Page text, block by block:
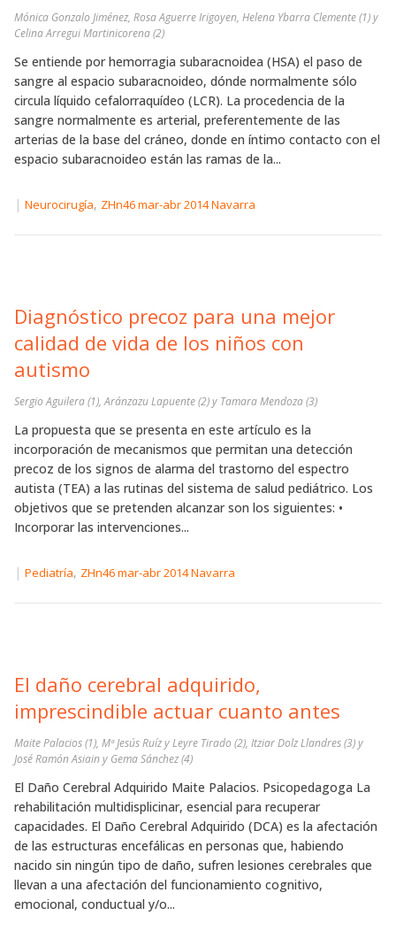
Mónica Gonzalo Jiménez, Rosa Aguerre Irigoyen, Helena Ybarra Clemente (1) y
Celina Arregui Martinicorena (2)
Se entiende por hemorragia subaracnoidea (HSA) el paso de
sangre al espacio subaracnoideo, dónde normalmente sólo
circula líquido cefalorraquídeo (LCR). La procedencia de la
sangre normalmente es arterial, preferentemente de las
arterias de la base del cráneo, donde en íntimo contacto con el
espacio subaracnoideo están las ramas de la...
| Neurocirugía, ZHn46 mar-abr 2014 Navarra
Diagnóstico precoz para una mejor
calidad de vida de los niños con
autismo
Sergio Aguilera (1), Aránzazu Lapuente (2) y Tamara Mendoza (3)
La propuesta que se presenta en este artículo es la
incorporación de mecanismos que permitan una detección
precoz de los signos de alarma del trastorno del espectro
autista (TEA) a las rutinas del sistema de salud pediátrico. Los
objetivos que se pretenden alcanzar son los siguientes: •
Incorporar las intervenciones...
| Pediatría, ZHn46 mar-abr 2014 Navarra
El daño cerebral adquirido,
imprescindible actuar cuanto antes
Maite Palacios (1), Mª Jesús Ruíz y Leyre Tirado (2), Itziar Dolz Llandres (3) y
José Ramón Asiain y Gema Sánchez (4)
El Daño Cerebral Adquirido Maite Palacios. Psicopedagoga La
rehabilitación multidisplicinar, esencial para recuperar
capacidades. El Daño Cerebral Adquirido (DCA) es la afectación
de las estructuras encefálicas en personas que, habiendo
nacido sin ningún tipo de daño, sufren lesiones cerebrales que
llevan a una afectación del funcionamiento cognitivo,
emocional, conductual y/o...